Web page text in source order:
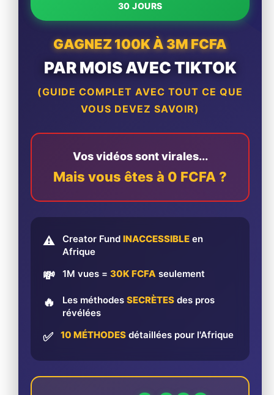
30 JOURS
GAGNEZ 100K À 3M FCFA
PAR MOIS AVEC TIKTOK
(GUIDE COMPLET AVEC TOUT CE QUE
VOUS DEVEZ SAVOIR)
Vos vidéos sont virales...
Mais vous êtes à 0 FCFA ?
⚠️ Creator Fund INACCESSIBLE en
Afrique
💸 1M vues = 30K FCFA seulement
🔥 Les méthodes SECRÈTES des pros
révélées
✅ 10 MÉTHODES détaillées pour l'Afrique